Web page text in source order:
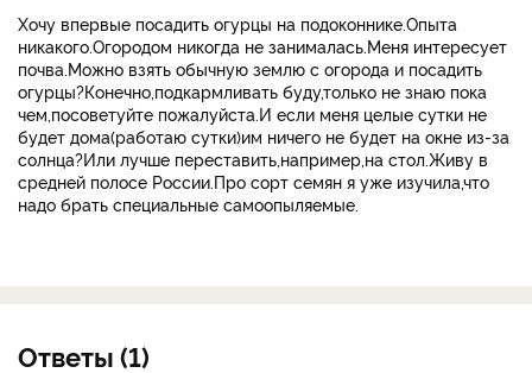
Хочу впервые посадить огурцы на подоконнике.Опыта
никакого.Огородом никогда не занималась.Меня интересует
почва.Можно взять обычную землю с огорода и посадить
огурцы?Конечно,подкармливать буду,только не знаю пока
чем,посоветуйте пожалуйста.И если меня целые сутки не
будет дома(работаю сутки)им ничего не будет на окне из-за
солнца?Или лучше переставить,например,на стол.Живу в
средней полосе России.Про сорт семян я уже изучила,что
надо брать специальные самоопыляемые.
Ответы (1)